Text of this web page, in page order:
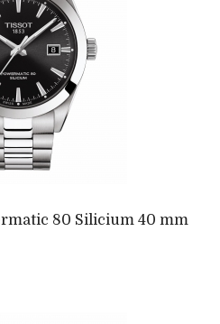
80 Silicium 40 mm